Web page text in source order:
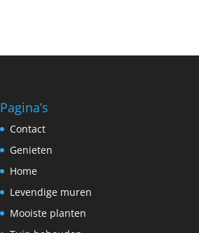
Pagina’s
Contact
Genieten
Home
Levendige muren
Mooiste planten